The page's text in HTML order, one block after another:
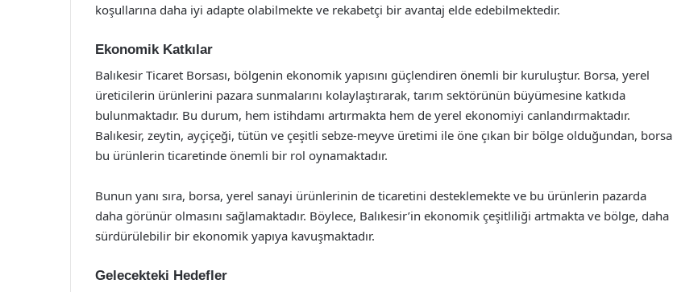
koşullarına daha iyi adapte olabilmekte ve rekabetçi bir avantaj elde edebilmektedir.
Ekonomik Katkılar
Balıkesir Ticaret Borsası, bölgenin ekonomik yapısını güçlendiren önemli bir kuruluştur. Borsa, yerel
üreticilerin ürünlerini pazara sunmalarını kolaylaştırarak, tarım sektörünün büyümesine katkıda
bulunmaktadır. Bu durum, hem istihdamı artırmakta hem de yerel ekonomiyi canlandırmaktadır.
Balıkesir, zeytin, ayçiçeği, tütün ve çeşitli sebze-meyve üretimi ile öne çıkan bir bölge olduğundan, borsa
bu ürünlerin ticaretinde önemli bir rol oynamaktadır.
Bunun yanı sıra, borsa, yerel sanayi ürünlerinin de ticaretini desteklemekte ve bu ürünlerin pazarda
daha görünür olmasını sağlamaktadır. Böylece, Balıkesir’in ekonomik çeşitliliği artmakta ve bölge, daha
sürdürülebilir bir ekonomik yapıya kavuşmaktadır.
Gelecekteki Hedefler